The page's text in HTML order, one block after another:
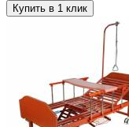
Купить в 1 клик